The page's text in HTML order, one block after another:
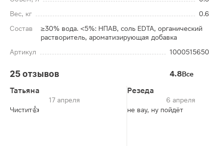
Вес, кг
0.6
Состав
≥30% вода. <5%: НПАВ, соль EDTA, органический
растворитель, ароматизирующая добавка
Артикул
1000515650
25 отзывов 4.8Все
Татьяна
17 апреля
Чистит👍
Резеда
6 апреля
не вау, ну пойдёт